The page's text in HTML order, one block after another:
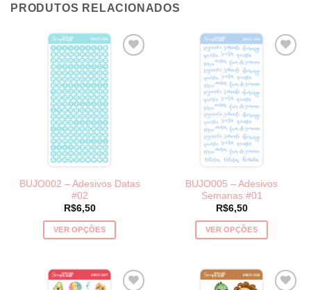
PRODUTOS RELACIONADOS
BUJO002 – Adesivos Datas
#02
R$6,50
VER OPÇÕES
tem
BUJO005 – Adesivos
Semanas #01
R$6,50
VER OPÇÕES
tem